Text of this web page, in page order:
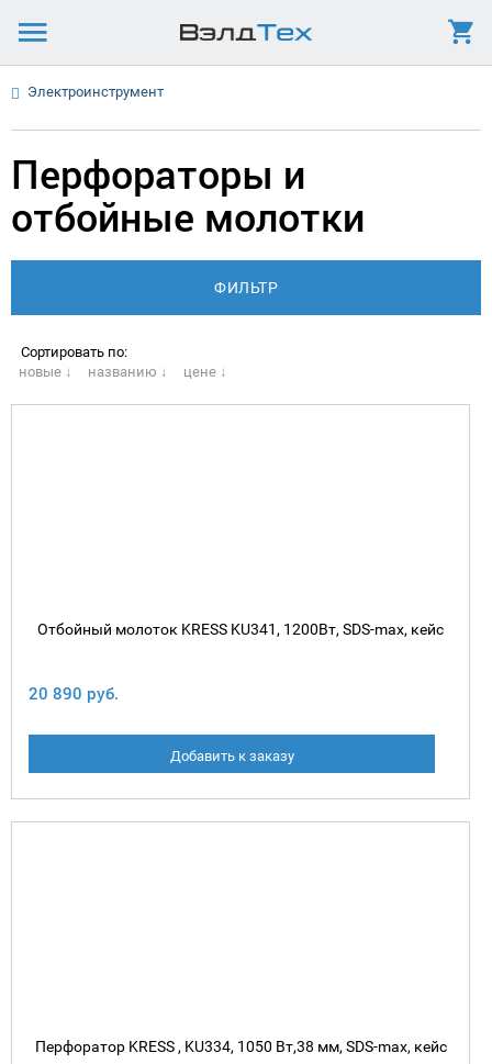
Электроинструмент
Перфораторы и
отбойные молотки
Сортировать по:
новые ↓
названию ↓ цене ↓
Отбойный молоток KRESS KU341, 1200Вт, SDS-max, кейс
20 890 руб.
Добавить к заказу
Перфоратор KRESS , KU334, 1050 Вт,38 мм, SDS-max, кейс